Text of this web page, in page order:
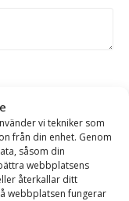
vi tekniker som
från din enhet. Genom
såsom din
webbplatsens
återkallar ditt
webbplatsen fungerar